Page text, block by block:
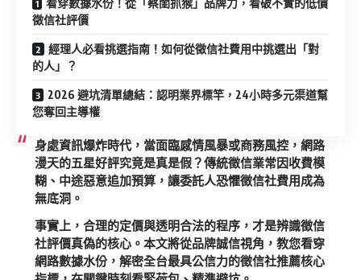
看穿數據水份！從「蔡閨抓猴」品牌力，看破不實的低價
徵信社評價
經理人必看挑選指南！如何從徵信社費用中挑選出「對
的人」？
2026 避坑清單總結：認明業界標竿，24小時多元渠道幫
您奪回主導權
身處資訊爆炸時代，當面臨感情風暴或商務風控，網路
漫天的五星好評究竟是真是假？傳統徵信業常因收費模
糊、中途惡意追加預算，讓委託人恐懼徵信社費用成為
無底洞。
事實上，合理的定價與透明合法的程序，才是辨識徵信
社評價真偽的核心。本文將從品牌誠信視角，教您看穿
網路數據水份，解密全台最具公信力的徵信社推薦核心